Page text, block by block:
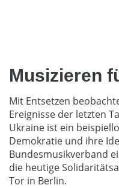
Musizieren
Mit Entsetzen
Ereignisse der letzten
Ukraine ist ein
Demokratie und ihre
Bundesmusikverband
die heutige
Tor in Berlin.